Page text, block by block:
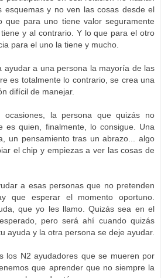
esquemas y no ven las cosas desde el
que para uno tiene valor seguramente
y al contrario. Y lo que para el otro
para el uno la tiene y mucho.
ayudar a una persona la mayoría de las
es totalmente lo contrario, se crea una
difícil de manejar.
ocasiones, la persona que quizás no
es quien, finalmente, lo consigue. Una
un pensamiento tras un abrazo... algo
el chip y empiezas a ver las cosas de
a esas personas que no pretenden
que esperar el momento oportuno.
que yo les llamo. Quizás sea en el
pero será ahí cuando quizás
ayuda y la otra persona se deje ayudar.
los N2 ayudadores que se mueren por
que aprender que no siempre la